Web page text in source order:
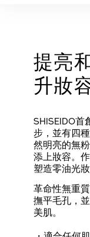
提亮
升妝
SHISEIDO首
步，並有四
然明亮的無
添上妝容。
塑造零油光妝
革命性無重
撫平毛孔，
美肌。